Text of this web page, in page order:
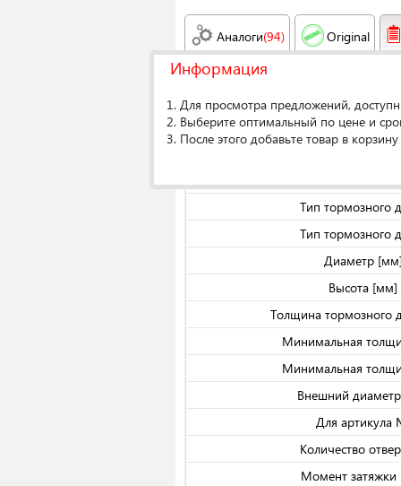
Аналоги(94) Original
Тип тормозного
Тип тормозного
Диаметр
Высота [мм]
Толщина тормозного
Минимальная
Минимальная
Внешний
Для
Количество
Момент
Информация
1. Для просмотра предложений,
2. Выберите оптимальный по цене и
3. После этого добавьте товар в